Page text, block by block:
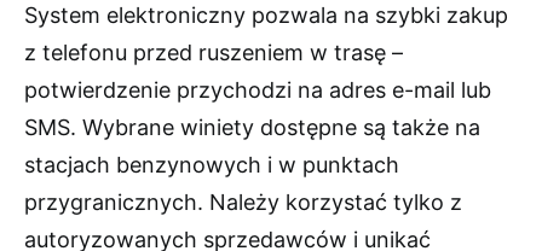
System elektroniczny pozwala na szybki zakup
z telefonu przed ruszeniem w trasę –
potwierdzenie przychodzi na adres e-mail lub
SMS. Wybrane winiety dostępne są także na
stacjach benzynowych i w punktach
przygranicznych. Należy korzystać tylko z
autoryzowanych sprzedawców i unikać